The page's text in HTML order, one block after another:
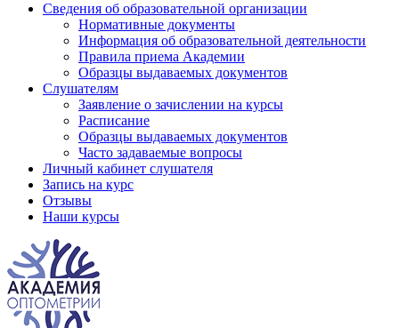
Сведения об образовательной организации
Нормативные документы
Информация об образовательной деятельности
Правила приема Академии
Образцы выдаваемых документов
Слушателям
Заявление о зачислении на курсы
Расписание
Образцы выдаваемых документов
Часто задаваемые вопросы
Личный кабинет слушателя
Запись на курс
Отзывы
Наши курсы